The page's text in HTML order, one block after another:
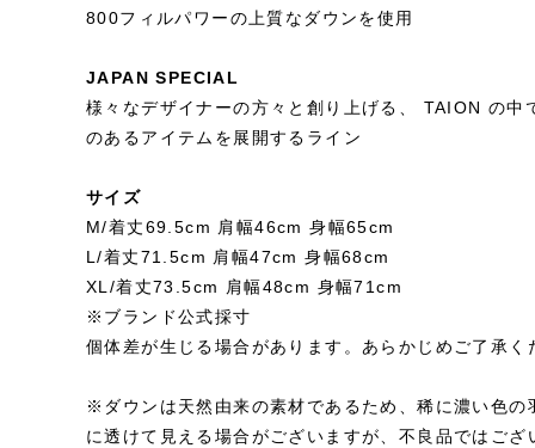
800フィルパワーの上質なダウンを使用
JAPAN SPECIAL
様々なデザイナーの方々と創り上げる、 TAION の中
のあるアイテムを展開するライン
サイズ
M/着丈69.5cm 肩幅46cm 身幅65cm
L/着丈71.5cm 肩幅47cm 身幅68cm
XL/着丈73.5cm 肩幅48cm 身幅71cm
※ブランド公式採寸
個体差が生じる場合があります。あらかじめご了承く
※ダウンは天然由来の素材であるため、稀に濃い色の
に透けて見える場合がございますが、不良品ではござ